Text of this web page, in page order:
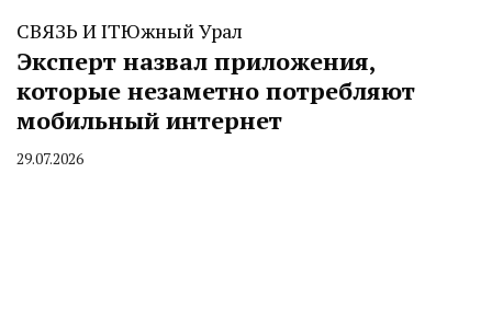
СВЯЗЬ И ITЮжный Урал
Эксперт назвал приложения,
которые незаметно потребляют
мобильный интернет
By
29.07.2026